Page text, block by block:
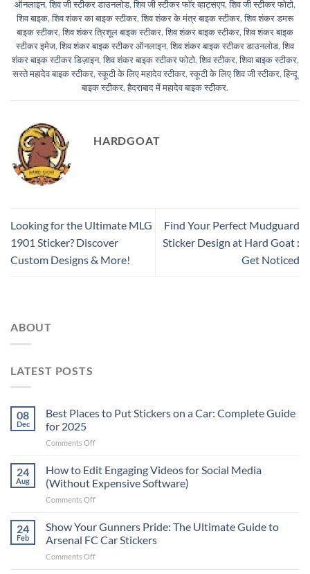
ऑनलाइन,शिव जी स्टीकर डाउनलोड,शिव जी स्टीकर फॉर व्हाट्सएप,शिव जी स्टीकर फोटो,
शिव बाइक,शिव शंकर का बाइक स्टीकर,शिव शंकर के मंत्र बाइक स्टीकर,शिव शंकर डमरू
बाइक स्टीकर,शिव शंकर त्रिशूल बाइक स्टीकर,शिव शंकर बाइक स्टीकर,शिव शंकर बाइक
स्टीकर इमेज,शिव शंकर बाइक स्टीकर ऑनलाइन,शिव शंकर बाइक स्टीकर डाउनलोड,शिव
शंकर बाइक स्टीकर डिज़ाइन,शिव शंकर बाइक स्टीकर फोटो,शिव स्टीकर,शिवा बाइक स्टीकर,
सस्ते महादेव बाइक स्टीकर,स्कूटी के लिए महादेव स्टीकर,स्कूटी के लिए शिव जी स्टीकर,हिन्दू
बाइक स्टीकर,हैदराबाद में महादेव बाइक स्टीकर.
HARDGOAT
Looking for the Ultimate MLG
1901 Sticker? Discover
Custom Designs & More!
Find Your Perfect Mudguard
Sticker Design at Hard Goat :
Get Noticed
ABOUT
LATEST POSTS
08
Dec
Best Places to Put Stickers on a Car: Complete Guide
for 2025
Comments Offon
Places
Put
Stickers
a
Car:
24
Aug
How to Edit Engaging Videos for Social Media
(Without Expensive Software)
Comments Offon
to
Engaging
Videos
24
Feb
Show Your Gunners Pride: The Ultimate Guide to
Arsenal FC Car Stickers
Comments Offon